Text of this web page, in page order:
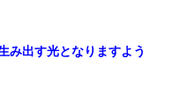
み出す光となりますよう